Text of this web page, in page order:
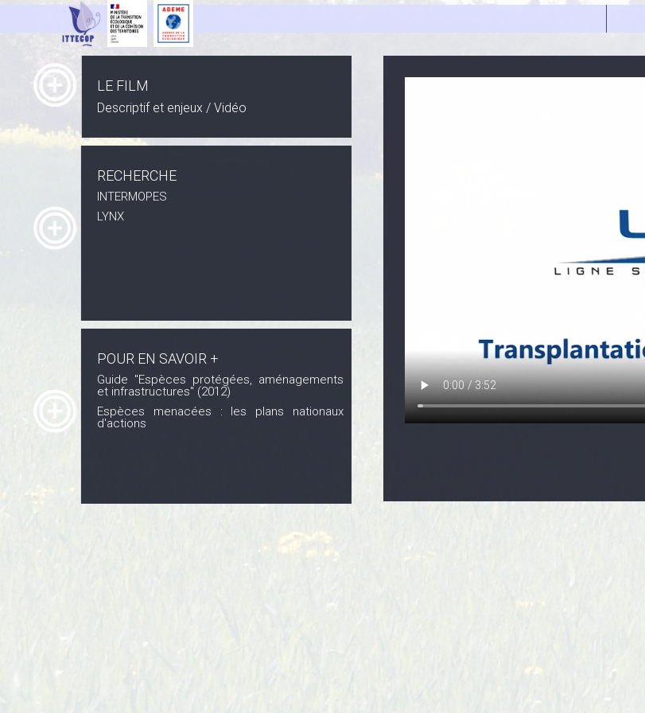
LE FILM
Descriptif et enjeux / Vidéo
RECHERCHE
INTERMOPES
LYNX
POUR EN SAVOIR +
Guide "Espèces protégées, aménagements
et infrastructures" (2012)
Espèces menacées : les plans nationaux
d'actions